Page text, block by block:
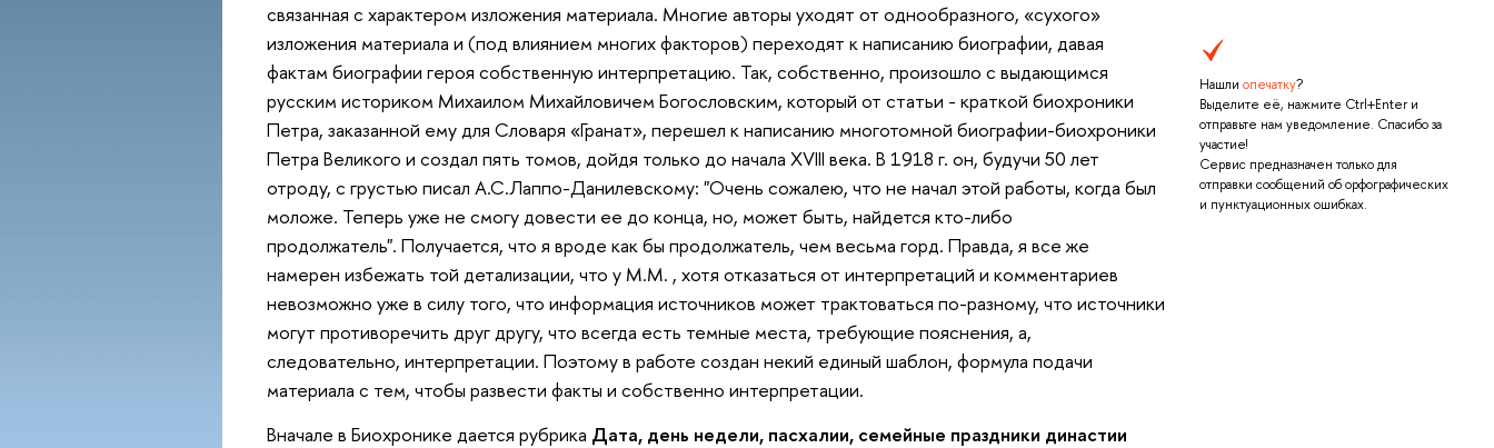
Нашли опечатку?
Выделите её, нажмите Ctrl+Enter и
отправьте нам уведомление. Спасибо за
участие!
Сервис предназначен только для
отправки сообщений об орфографических
и пунктуационных ошибках.
связанная с характером изложения материала. Многие авторы уходят от однообразного, «сухого»
изложения материала и (под влиянием многих факторов) переходят к написанию биографии, давая
фактам биографии героя собственную интерпретацию. Так, собственно, произошло с выдающимся
русским историком Михаилом Михайловичем Богословским, который от статьи - краткой биохроники
Петра, заказанной ему для Словаря «Гранат», перешел к написанию многотомной биографии-биохроники
Петра Великого и создал пять томов, дойдя только до начала XVIII века. В 1918 г. он, будучи 50 лет
отроду, с грустью писал А.С.Лаппо-Данилевскому: "Очень сожалею, что не начал этой работы, когда был
моложе. Теперь уже не смогу довести ее до конца, но, может быть, найдется кто-либо
продолжатель". Получается, что я вроде как бы продолжатель, чем весьма горд. Правда, я все же
намерен избежать той детализации, что у М.М. , хотя отказаться от интерпретаций и комментариев
невозможно уже в силу того, что информация источников может трактоваться по-разному, что источники
могут противоречить друг другу, что всегда есть темные места, требующие пояснения, а,
следовательно, интерпретации. Поэтому в работе создан некий единый шаблон, формула подачи
материала с тем, чтобы развести факты и собственно интерпретации.
Вначале в Биохронике дается рубрика Дата, день недели, пасхалии, семейные праздники династии